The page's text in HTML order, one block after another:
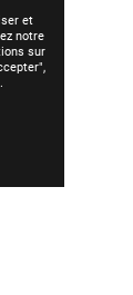
et
notre
sur